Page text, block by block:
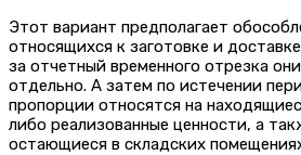
Этот вариант предполагает
относящихся к заготовке и
за отчетный временного отрезка
отдельно. А затем по истечении
пропорции относятся на
либо реализованные ценности, а
остающиеся в складских